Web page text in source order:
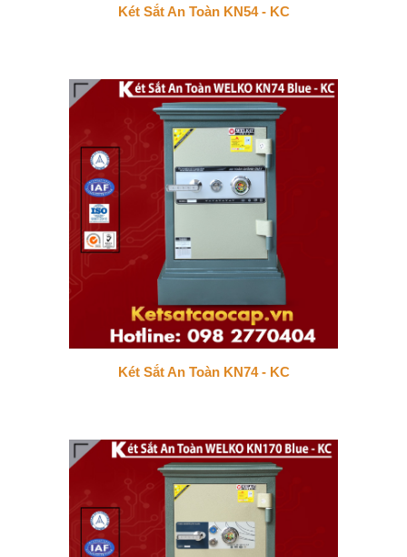
Két Sắt An Toàn KN54 - KC
Két Sắt An Toàn KN74 - KC